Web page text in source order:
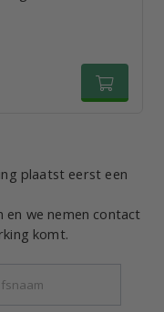
plaatst eerst een
en we nemen contact
komt.